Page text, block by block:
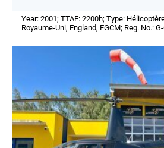
Year: 2001; TTAF: 2200h; Type:
Royaume-Uni, England, EGCM; Reg. No.: G-